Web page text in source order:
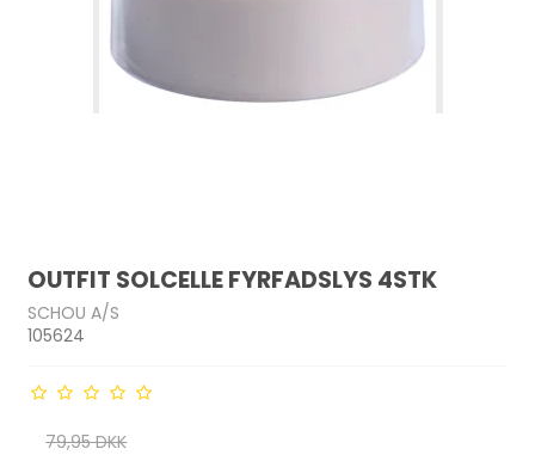
OUTFIT SOLCELLE FYRFADSLYS 4STK
SCHOU A/S
105624
79,95 DKK